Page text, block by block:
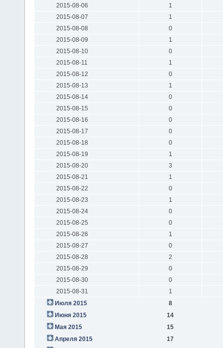
2015-08-06
1
2015-08-07
1
2015-08-08
0
2015-08-09
1
2015-08-10
0
2015-08-11
1
2015-08-12
0
2015-08-13
1
2015-08-14
0
2015-08-15
0
2015-08-16
0
2015-08-17
0
2015-08-18
0
2015-08-19
1
2015-08-20
3
2015-08-21
1
2015-08-22
0
2015-08-23
1
2015-08-24
0
2015-08-25
0
2015-08-26
1
2015-08-27
0
2015-08-28
2
2015-08-29
0
2015-08-30
0
2015-08-31
1
Июля 2015
8
Июня 2015
14
Мая 2015
15
Апреля 2015
17